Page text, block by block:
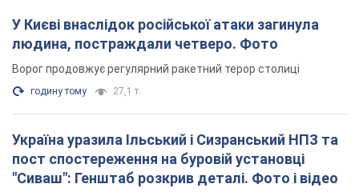
У Києві внаслідок російської атаки загинула
людина, постраждали четверо. Фото
Ворог продовжує регулярний ракетний терор столиці
годину тому 27,1 т.
Україна уразила Ільський і Сизранський НПЗ та
пост спостереження на буровій установці
"Сиваш": Генштаб розкрив деталі. Фото і відео